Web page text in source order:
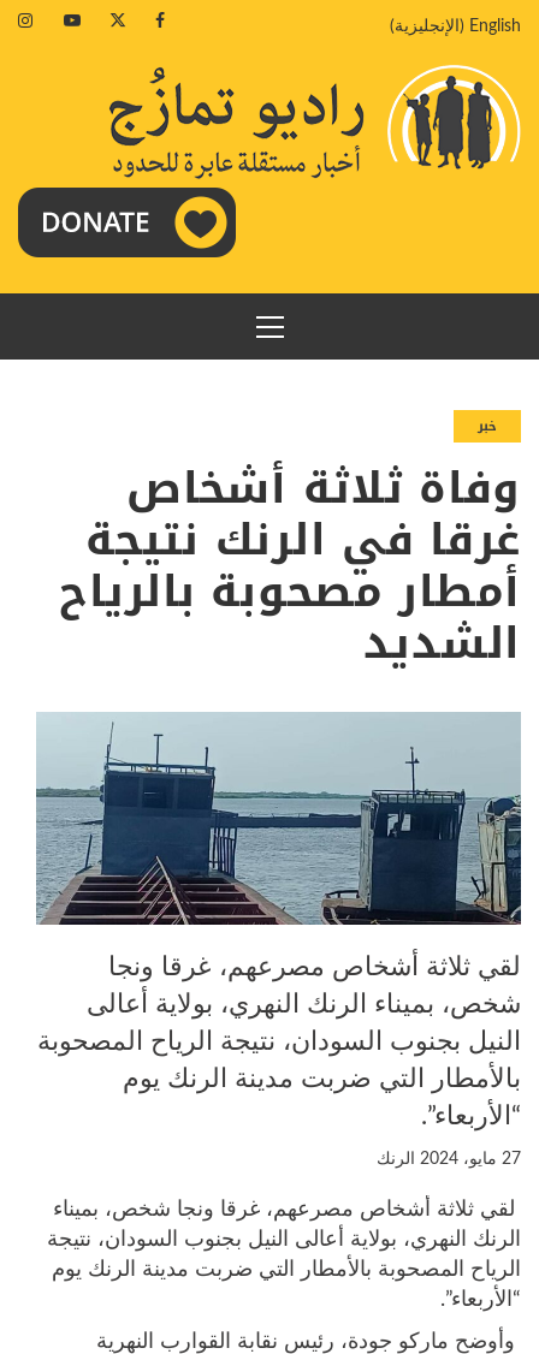
إلىEnglish
( الإنجليزية)
Facebook
Twitter
Youtube
القائمة
الرئيسية
خبر
وفاة ثلاثة أشخاص
غرقا في الرنك نتيجة
أمطار مصحوبة بالرياح
الشديد
لقي ثلاثة أشخاص مصرعهم، غرقا ونجا
شخص، بميناء الرنك النهري، بولاية أعالى
النيل بجنوب السودان، نتيجة الرياح المصحوبة
بالأمطار التي ضربت مدينة الرنك يوم
“الأربعاء”.
27 مايو، 2024 الرنك
لقي ثلاثة أشخاص مصرعهم، غرقا ونجا شخص، بميناء
الرنك النهري، بولاية أعالى النيل بجنوب السودان، نتيجة
الرياح المصحوبة بالأمطار التي ضربت مدينة الرنك يوم
“الأربعاء”.
وأوضح ماركو جودة، رئيس نقابة القوارب النهرية